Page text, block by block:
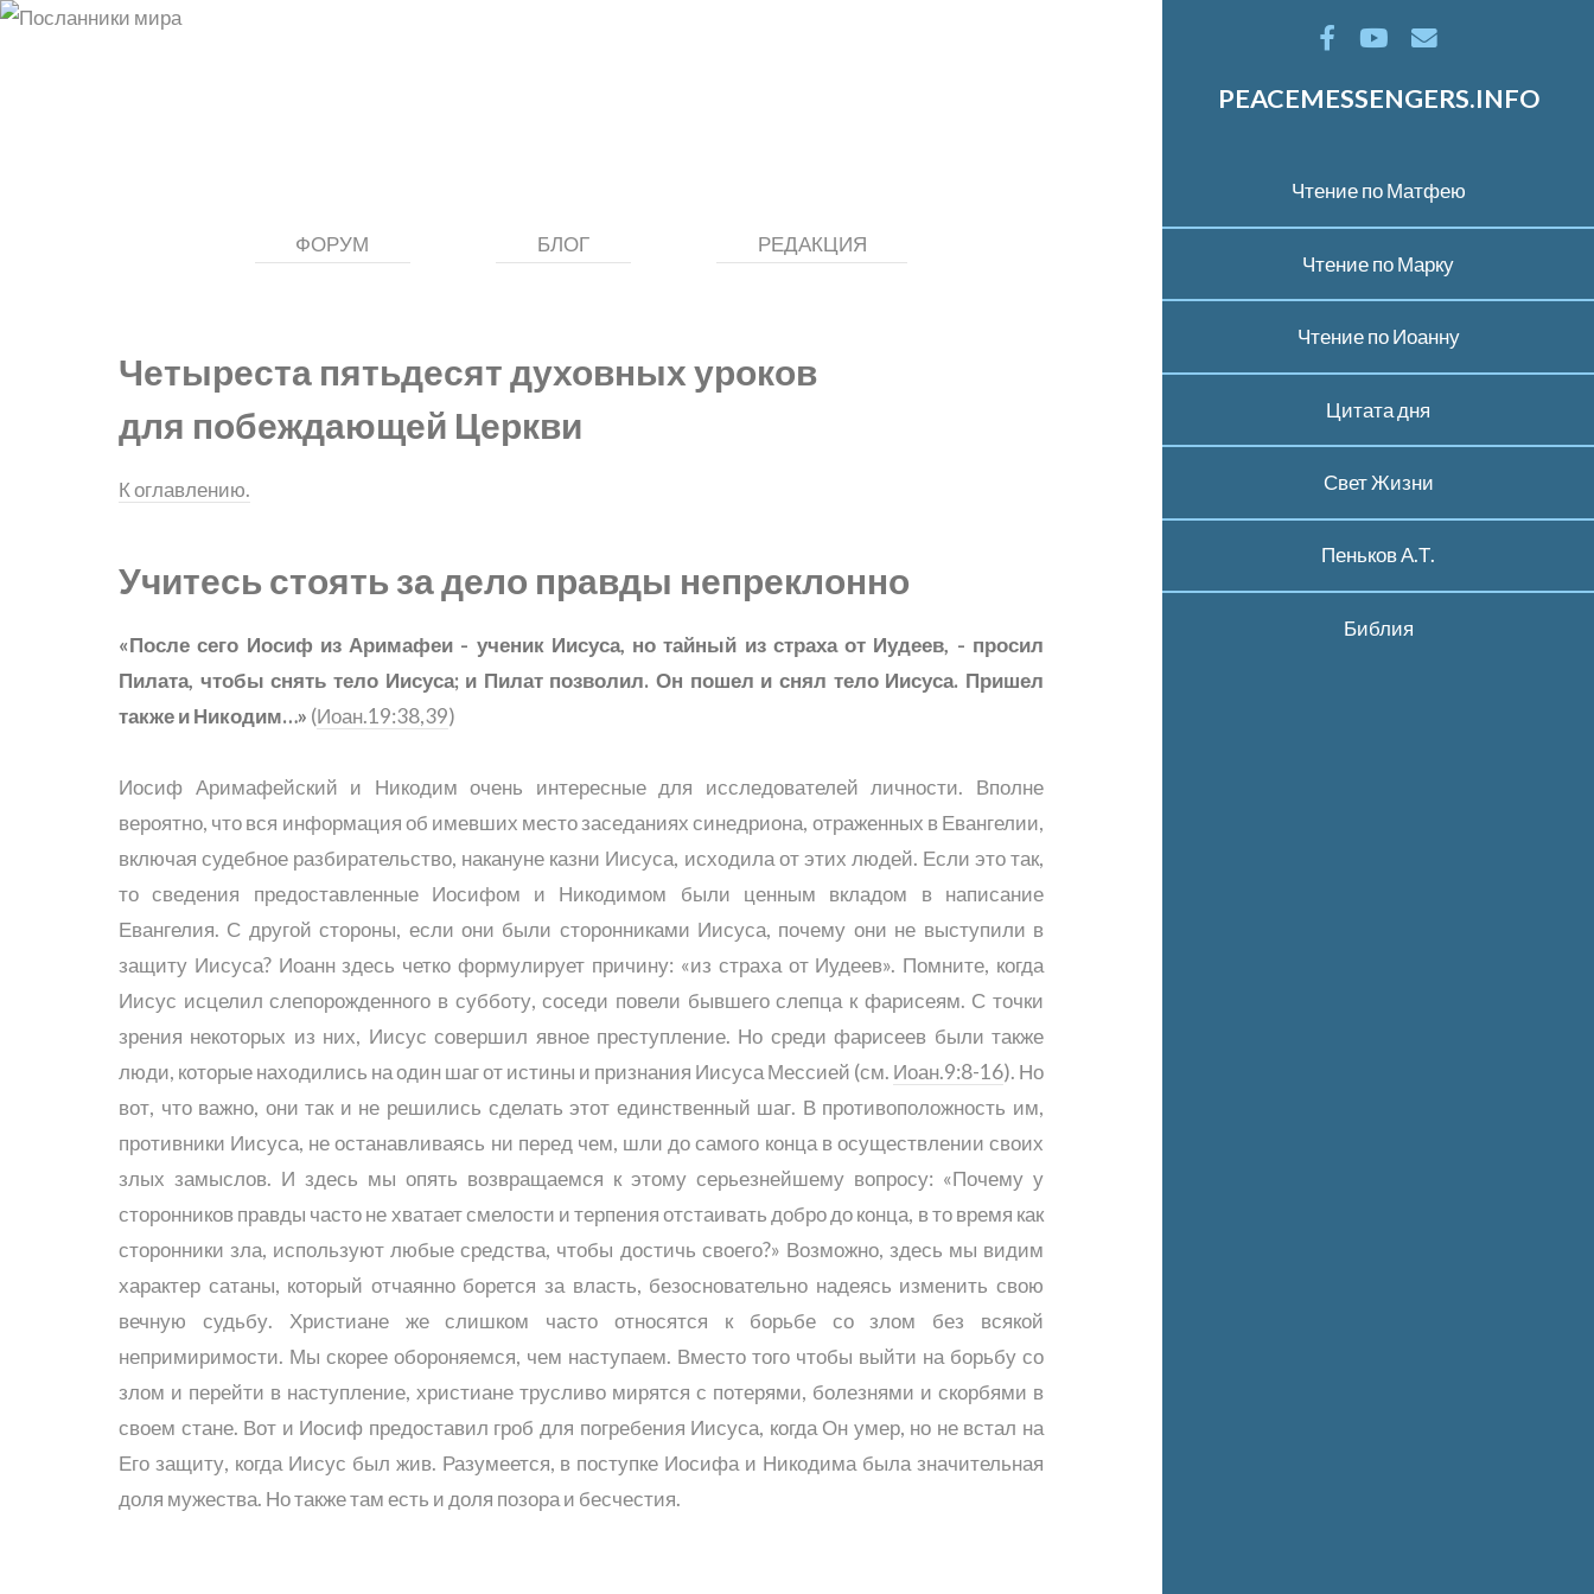
PEACEMESSENGERS.INFO
Чтение по Матфею
Чтение по Марку
Чтение по Иоанну
Цитата дня
Свет Жизни
Пеньков А.Т.
Библия
ФОРУМ БЛОГ РЕДАКЦИЯ
Четыреста пятьдесят духовных уроков
для побеждающей Церкви
К оглавлению.
Учитесь стоять за дело правды непреклонно
«После сего Иосиф из Аримафеи - ученик Иисуса, но тайный из страха от Иудеев, - просил
Пилата, чтобы снять тело Иисуса; и Пилат позволил. Он пошел и снял тело Иисуса. Пришел
также и Никодим…» (Иоан.19:38,39)
Иосиф Аримафейский и Никодим очень интересные для исследователей личности. Вполне
вероятно, что вся информация об имевших место заседаниях синедриона, отраженных в Евангелии,
включая судебное разбирательство, накануне казни Иисуса, исходила от этих людей. Если это так,
то сведения предоставленные Иосифом и Никодимом были ценным вкладом в написание
Евангелия. С другой стороны, если они были сторонниками Иисуса, почему они не выступили в
защиту Иисуса? Иоанн здесь четко формулирует причину: «из страха от Иудеев». Помните, когда
Иисус исцелил слепорожденного в субботу, соседи повели бывшего слепца к фарисеям. С точки
зрения некоторых из них, Иисус совершил явное преступление. Но среди фарисеев были также
люди, которые находились на один шаг от истины и признания Иисуса Мессией (см. Иоан.9:8-16). Но
вот, что важно, они так и не решились сделать этот единственный шаг. В противоположность им,
противники Иисуса, не останавливаясь ни перед чем, шли до самого конца в осуществлении своих
злых замыслов. И здесь мы опять возвращаемся к этому серьезнейшему вопросу: «Почему у
сторонников правды часто не хватает смелости и терпения отстаивать добро до конца, в то время как
сторонники зла, используют любые средства, чтобы достичь своего?» Возможно, здесь мы видим
характер сатаны, который отчаянно борется за власть, безосновательно надеясь изменить свою
вечную судьбу. Христиане же слишком часто относятся к борьбе со злом без всякой
непримиримости. Мы скорее обороняемся, чем наступаем. Вместо того чтобы выйти на борьбу со
злом и перейти в наступление, христиане трусливо мирятся с потерями, болезнями и скорбями в
своем стане. Вот и Иосиф предоставил гроб для погребения Иисуса, когда Он умер, но не встал на
Его защиту, когда Иисус был жив. Разумеется, в поступке Иосифа и Никодима была значительная
доля мужества. Но также там есть и доля позора и бесчестия.